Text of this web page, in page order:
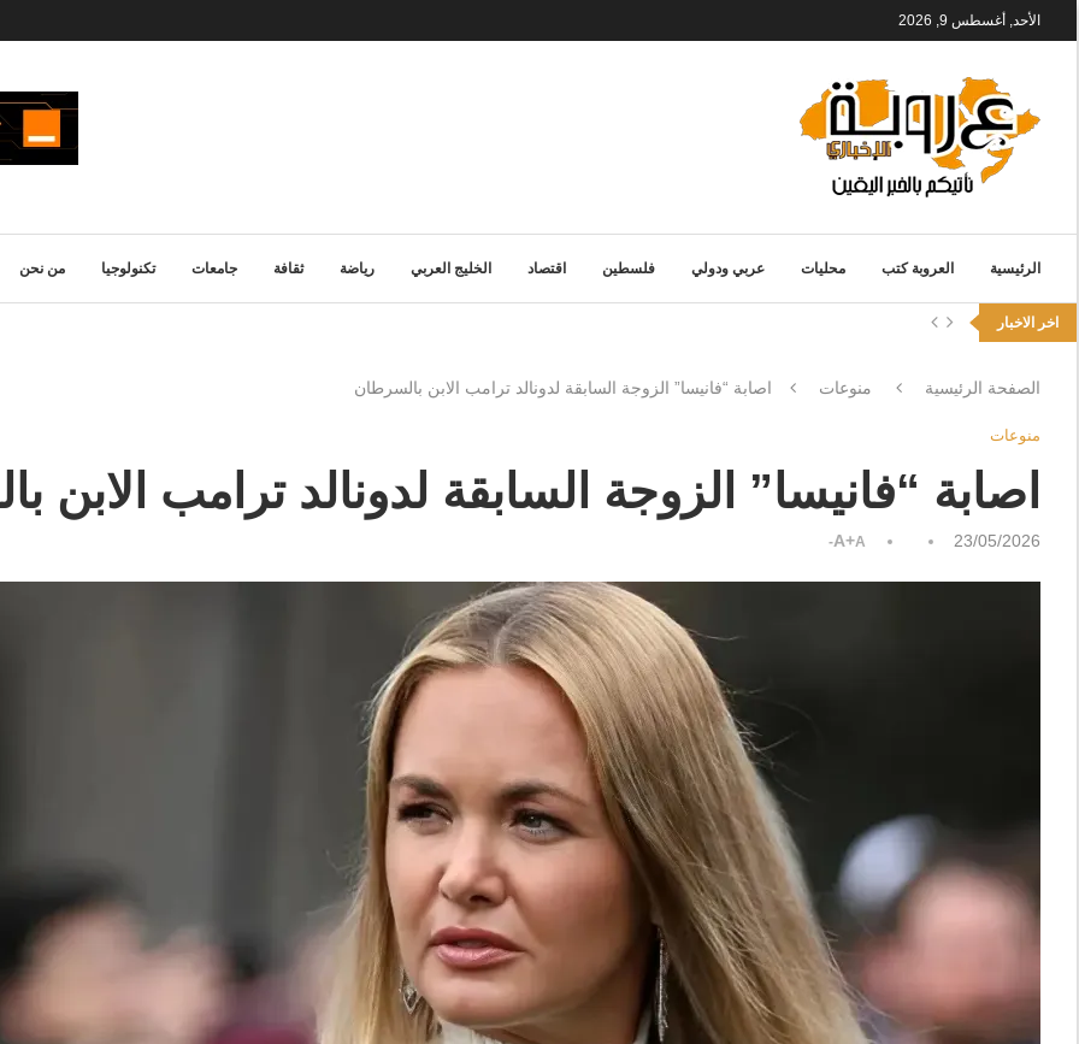
الأحد, أغسطس 9, 2026
الرئيسية العروبة كتب محليات عربي ودولي فلسطين اقتصاد الخليج العربي رياضة ثقافة جامعات تكنولوجيا من نحن
اخر الاخبار
الصفحة الرئيسية منوعات اصابة “فانيسا” الزوجة السابقة لدونالد ترامب الابن بالسرطان
منوعات
اصابة “فانيسا” الزوجة السابقة لدونالد ترامب الابن
23/05/2026
A+A-